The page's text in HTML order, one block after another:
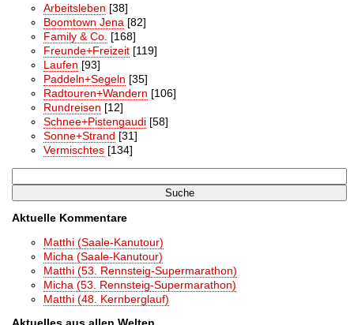
Arbeitsleben [38]
Boomtown Jena [82]
Family & Co. [168]
Freunde+Freizeit [119]
Laufen [93]
Paddeln+Segeln [35]
Radtouren+Wandern [106]
Rundreisen [12]
Schnee+Pistengaudi [58]
Sonne+Strand [31]
Vermischtes [134]
Aktuelle Kommentare
Matthi (Saale-Kanutour)
Micha (Saale-Kanutour)
Matthi (53. Rennsteig-Supermarathon)
Micha (53. Rennsteig-Supermarathon)
Matthi (48. Kernberglauf)